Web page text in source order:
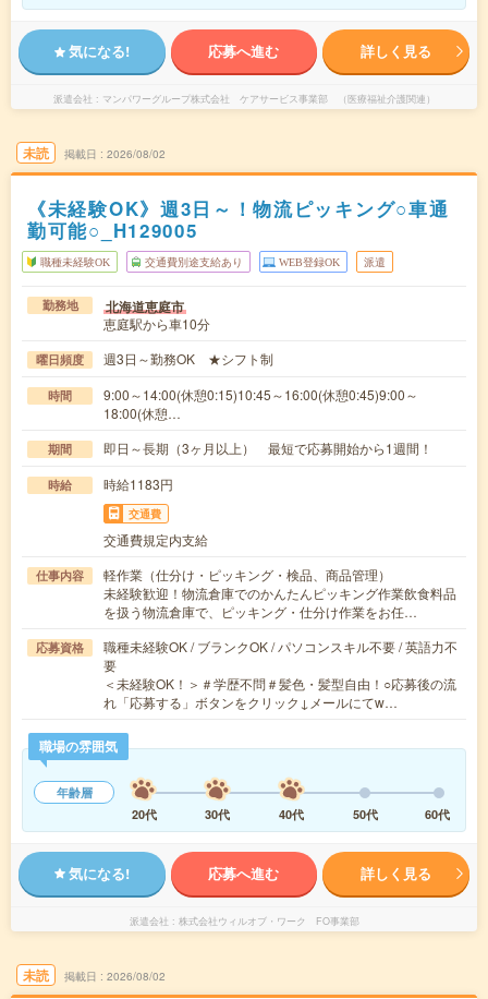
気になる! 応募へ進む 詳しく見る
派遣会社 マンパワーグループ株式会社 ケアサービス事業部 （医療福祉介護関連）
未読 掲載日 2026/08/02
《未経験OK》週3日～！物流ピッキング○車通
勤可能○_H129005
職種未経験OK 交通費別途支給あり WEB登録OK 派遣
勤務地 北海道恵庭市
恵庭駅から車10分
曜日頻度 週3日～勤務OK ★シフト制
時間
9:00～14:00(休憩0:15)10:45～16:00(休憩0:45)9:00～
18:00(休憩…
期間 即日～長期（3ヶ月以上） 最短で応募開始から1週間！
時給 時給1183円
交通費
交通費規定内支給
仕事内容
軽作業（仕分け・ピッキング・検品、商品管理）
未経験歓迎！物流倉庫でのかんたんピッキング作業飲食料品
を扱う物流倉庫で、ピッキング・仕分け作業をお任…
応募資格
職種未経験OK / ブランクOK / パソコンスキル不要 / 英語力不
要
＜未経験OK！＞＃学歴不問＃髪色・髪型自由！○応募後の流
れ「応募する」ボタンをクリック↓メールにてw…
職場の雰囲気
年齢層
20代
30代 40代 50代 60代
気になる! 応募へ進む 詳しく見る
派遣会社 株式会社ウィルオブ・ワーク FO事業部
未読 掲載日 2026/08/02